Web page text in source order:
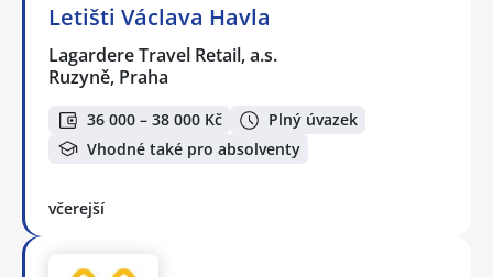
Letišti Václava Havla
Lagardere Travel Retail, a.s.
Ruzyně, Praha
36 000 – 38 000 Kč
Plný úvazek
Vhodné také pro absolventy
včerejší